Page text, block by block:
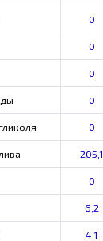
0
0
0
0
0
205,1
0
6,2
4,1